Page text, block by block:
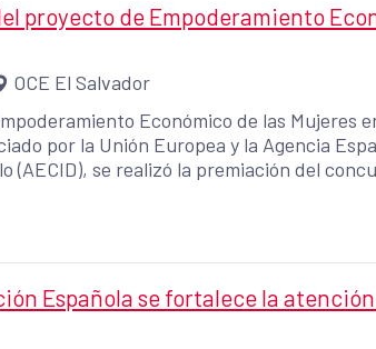
proyecto de Empoderamiento
OCE El Salvador
Económico de las Mujeres
por la Unión Europea y la Agencia
(AECID), se realizó la premiación del
Española se fortalece la